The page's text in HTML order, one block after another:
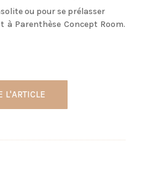
ou pour se prélasser
à Parenthèse Concept Room.
L'ARTICLE